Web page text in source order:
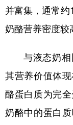
地方频道
北京
浙江
山东
广东
并富集，通常
奶酪营养密度较
与液态奶相
其营养价值体
酪蛋白质为完
奶酪中的蛋白